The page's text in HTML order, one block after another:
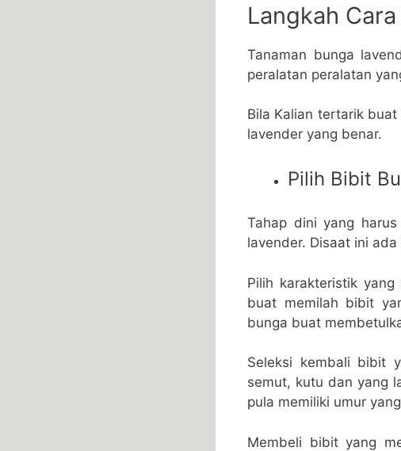
Langkah
Tanaman bunga
peralatan peralatan
Bila Kalian tertarik
lavender yang benar.
Pilih Bibit
Tahap dini yang
lavender. Disaat ini
Pilih karakteristik
buat memilah bibit
bunga buat
Seleksi kembali bibit
semut, kutu dan yang
pula memiliki umur
Membeli bibit yang